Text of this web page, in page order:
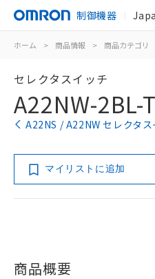
制御機器
ホーム > 商品情報 > 商品カテゴリ
セレクタスイッチ
A22NW-2BL-
A22NS / A22NW セレクタ
マイリストに追加
商品概要